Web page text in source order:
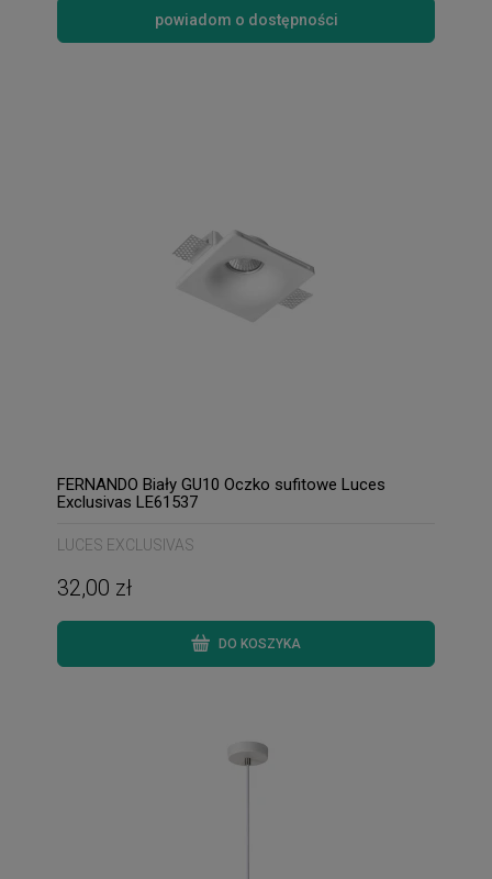
powiadom o dostępności
FERNANDO Biały GU10 Oczko sufitowe Luces
Exclusivas LE61537
LUCES EXCLUSIVAS
32,00 zł
DO KOSZYKA